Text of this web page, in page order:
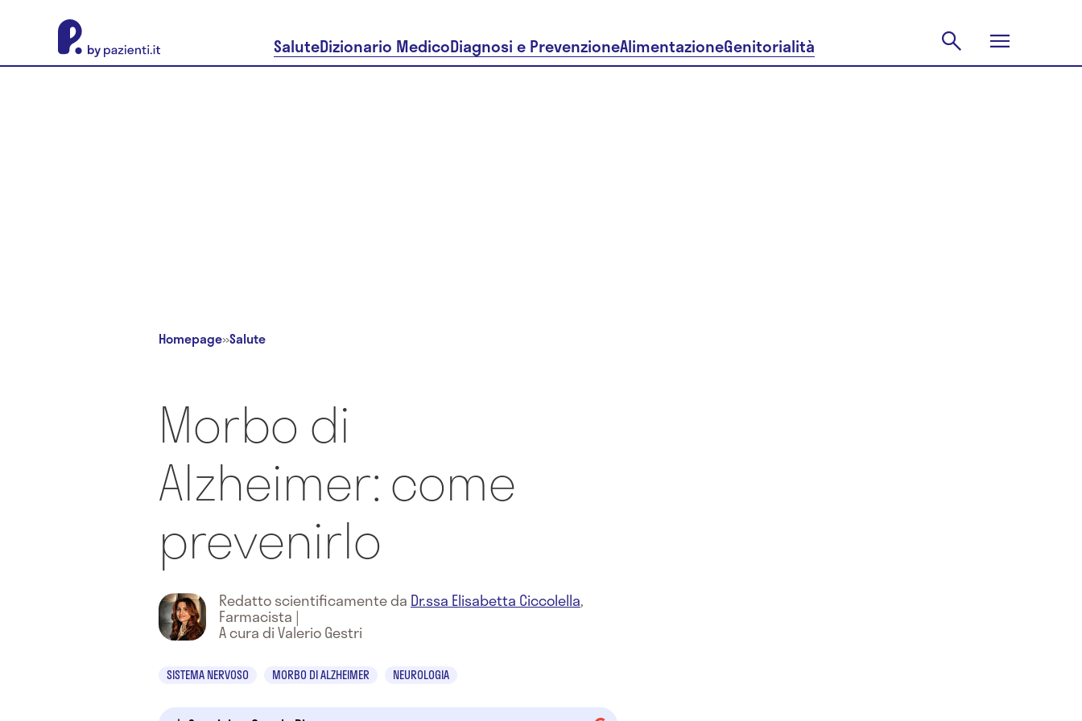
SaluteDizionario MedicoDiagnosi e PrevenzioneAlimentazioneGenitorialità
Homepage»Salute
Morbo di
Alzheimer: come
prevenirlo
Redatto scientificamente da Dr.ssa Elisabetta Ciccolella,
Farmacista |
A cura di Valerio Gestri
SISTEMA NERVOSO MORBO DI ALZHEIMER NEUROLOGIA